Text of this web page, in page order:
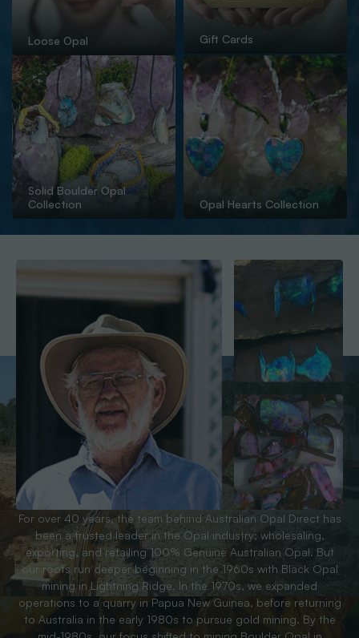
Loose Opal Gift Cards
Solid Boulder Opal
Collection
Opal Hearts Collection
For over 40 years, the team behind Australian Opal Direct has
been a trusted leader in the Opal industry; wholesaling,
exporting, and retailing 100% Genuine Australian Opal. But
our roots run deeper beginning in the 1960s with Black Opal
mining in Lightning Ridge. In the 1970s, we expanded
operations to a quarry in Papua New Guinea, before returning
to Australia in the early 1980s to pursue gold mining. By the